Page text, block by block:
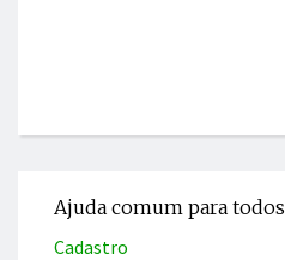
Ajuda comum para todos
Cadastro